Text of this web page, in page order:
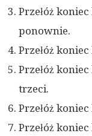
Przełóż
ponownie.
Przełóż
Przełóż
trzeci.
Przełóż
Przełóż